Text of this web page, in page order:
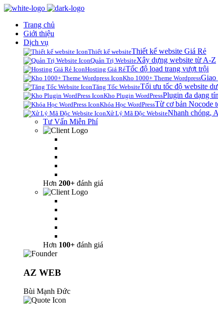
Trang chủ
Giới thiệu
Dịch vụ
Thiết kế websiteThiết kế website Giá Rẻ
Quản Trị WebsiteXây dựng website từ A-Z
Hosting Giá RẻTốc độ load trang vượt trội
Kho 1000+ Theme WordpressGiao
Tăng Tốc WebsiteTối ưu tốc độ website
Kho Plugin WordPressPlugin đa dạng
Khóa Học WordPressTừ cơ bản Nocode
Xử Lý Mã Độc WebsiteNhanh chóng,
Tư Vấn Miễn Phí
Hơn 200+ đánh giá
Hơn 100+ đánh giá
AZ WEB
Bùi Mạnh Đức